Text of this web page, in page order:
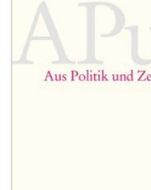
Produktvorschau